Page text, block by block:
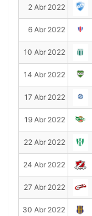
2 Abr 2022
6 Abr 2022
10 Abr 2022
14 Abr 2022
17 Abr 2022
19 Abr 2022
22 Abr 2022
24 Abr 2022
27 Abr 2022
30 Abr 2022